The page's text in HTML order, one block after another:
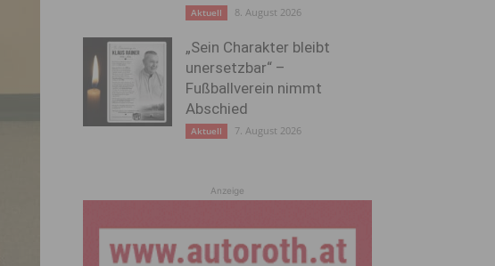
Aktuell 8. August 2026
„Sein Charakter bleibt
unersetzbar“ –
Fußballverein nimmt
Abschied
Aktuell 7. August 2026
Anzeige